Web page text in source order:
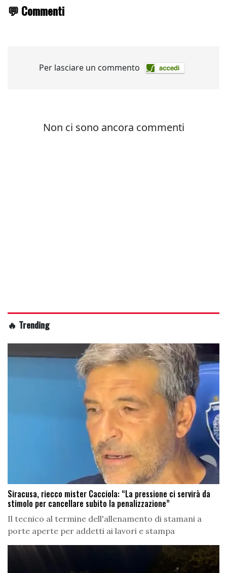
💬 Commenti
🔥 Trending
Siracusa, riecco mister Cacciola: “La pressione ci servirà da
stimolo per cancellare subito la penalizzazione”
Il tecnico al termine dell'allenamento di stamani a
porte aperte per addetti ai lavori e stampa